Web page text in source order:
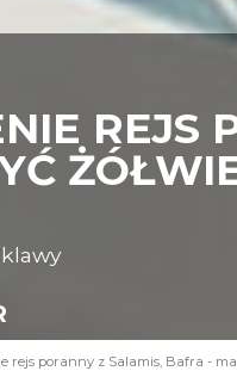
REJS
rejs poranny z Salamis, Bafra -